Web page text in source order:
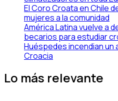
El Coro Croata en Chile
mujeres a la comunidad
América Latina vuelve a
becarios para estudiar
Huéspedes incendian
Croacia
Lo más relevante